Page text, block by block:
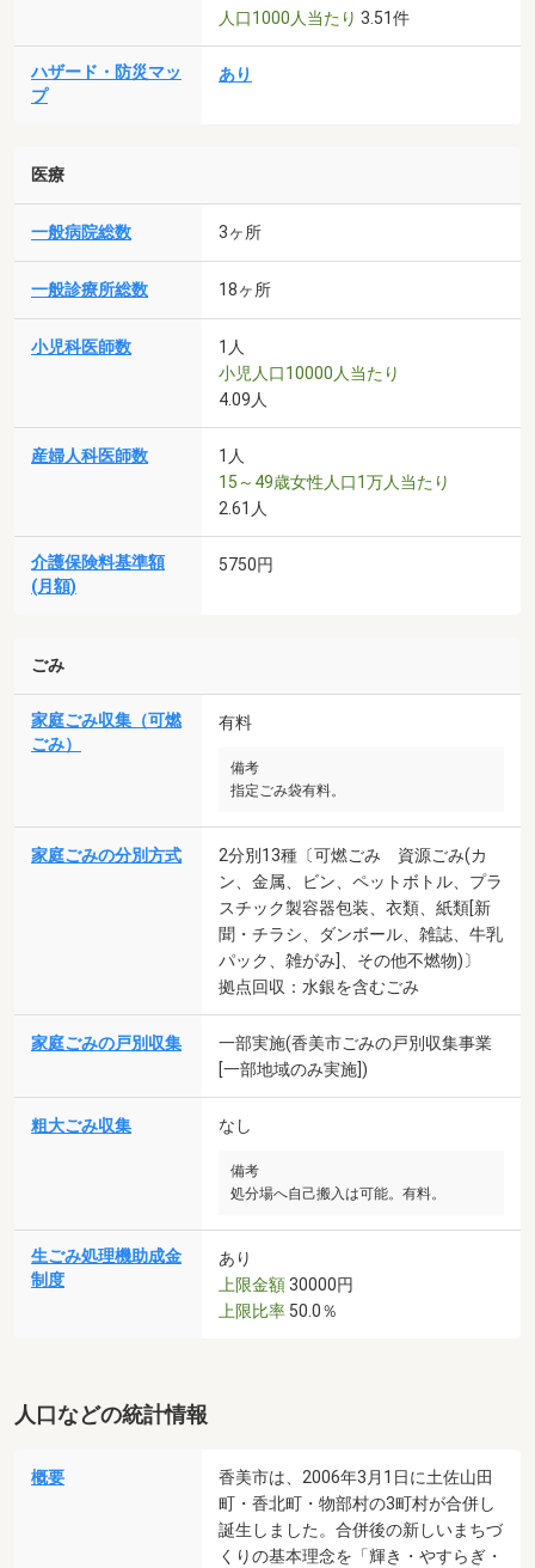
人口1000人当たり 3.51件
ハザード・防災マッ
プ
あり
医療
一般病院総数 3ヶ所
一般診療所総数 18ヶ所
小児科医師数
1人
小児人口10000人当たり
4.09人
産婦人科医師数
1人
15～49歳女性人口1万人当たり
2.61人
介護保険料基準額
(月額)
5750円
ごみ
家庭ごみ収集（可燃
ごみ）
有料
備考
指定ごみ袋有料。
家庭ごみの分別方式
2分別13種〔可燃ごみ 資源ごみ(カ
ン、金属、ビン、ペットボトル、プラ
スチック製容器包装、衣類、紙類[新
聞・チラシ、ダンボール、雑誌、牛乳
パック、雑がみ]、その他不燃物)〕
拠点回収：水銀を含むごみ
家庭ごみの戸別収集
一部実施(香美市ごみの戸別収集事業
[一部地域のみ実施])
粗大ごみ収集 なし
備考
処分場へ自己搬入は可能。有料。
生ごみ処理機助成金
制度
あり
上限金額30000円
上限比率 50.0％
人口などの統計情報
概要
香美市は、2006年3月1日に土佐山田
町・香北町・物部村の3町村が合併し
誕生しました。合併後の新しいまちづ
くりの基本理念を「輝き・やすらぎ・